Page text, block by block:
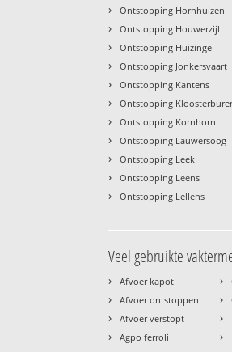
› Ontstopping Hornhuizen
› Ontstopping Houwerzijl
› Ontstopping Huizinge
› Ontstopping Jonkersvaart
› Ontstopping Kantens
› Ontstopping
› Ontstopping Kornhorn
› Ontstopping Lauwersoog
› Ontstopping Leek
› Ontstopping Leens
› Ontstopping Lellens
Veel gebruikte
› Afvoer kapot
› Afvoer ontstoppen
› Afvoer verstopt
› Agpo ferroli
›
›
›
›